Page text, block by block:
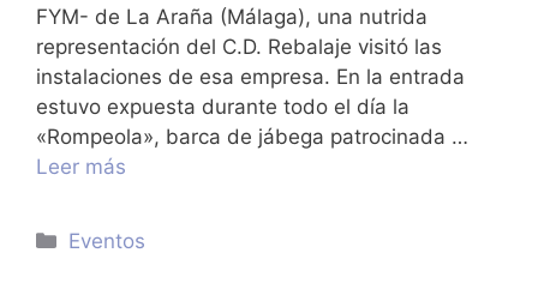
FYM- de La Araña (Málaga), una nutrida
representación del C.D. Rebalaje visitó las
instalaciones de esa empresa. En la entrada
estuvo expuesta durante todo el día la
«Rompeola», barca de jábega patrocinada …
Leer más
Categorías
Eventos